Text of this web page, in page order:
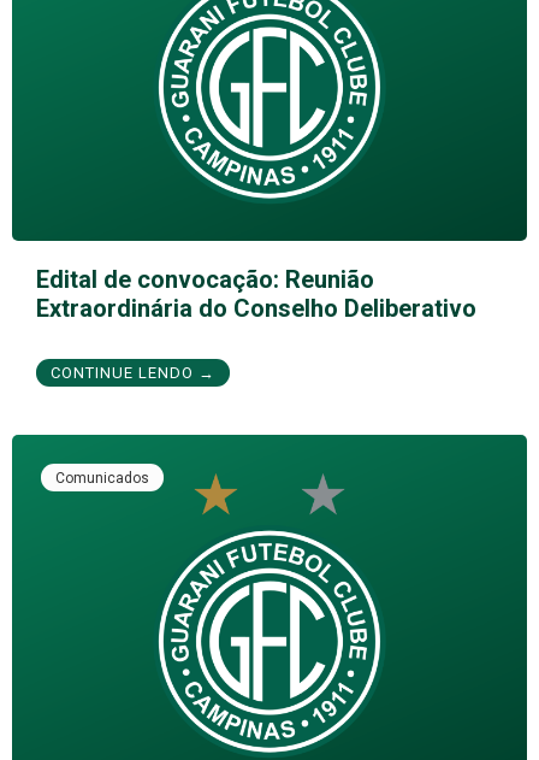
Edital de convocação: Reunião
Extraordinária do Conselho Deliberativo
CONTINUE LENDO →
Comunicados